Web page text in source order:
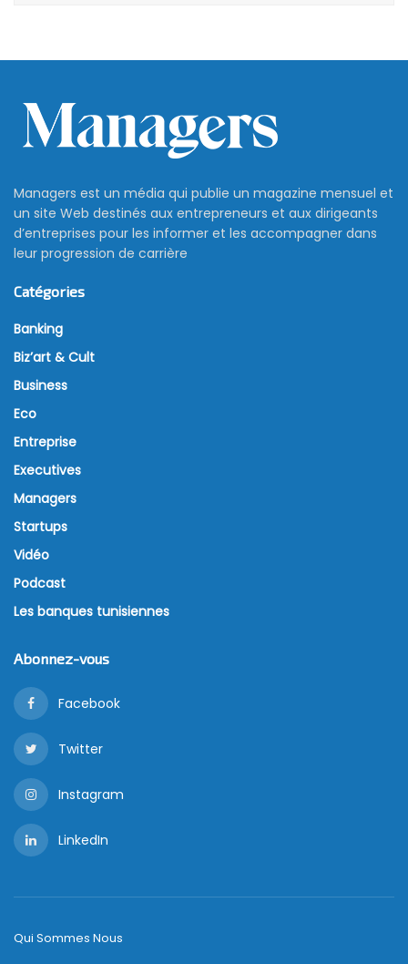
Managers est un média qui publie un magazine mensuel et
un site Web destinés aux entrepreneurs et aux dirigeants
d’entreprises pour les informer et les accompagner dans
leur progression de carrière
Catégories
Banking
Biz’art & Cult
Business
Eco
Entreprise
Executives
Managers
Startups
Vidéo
Podcast
Les banques tunisiennes
Abonnez-vous
Facebook
Twitter
Instagram
LinkedIn
Qui Sommes Nous